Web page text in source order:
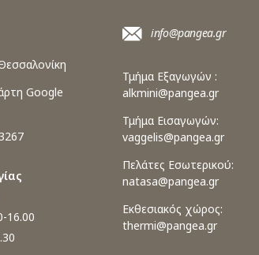
Google
16.00
info@pangea.gr
Τμήμα Εξαγωγών :
alkmini@pangea.gr
Τμήμα Εισαγωγών:
vaggelis@pangea.gr
Πελάτες Εσωτερικού:
natasa@pangea.gr
Εκθεσιακός χώρος:
thermi@pangea.gr